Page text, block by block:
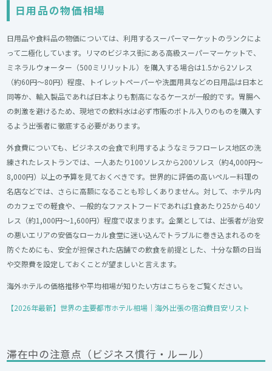
日用品の物価相場
日用品や食料品の物価については、利用するスーパーマーケットのランクによ
って二極化しています。リマのビジネス街にある高級スーパーマーケットで、
ミネラルウォーター（500ミリリットル）を購入する場合は1.5から2ソレス
（約60円〜80円）程度、トイレットペーパーや洗面用具などの日用品は日本と
同等か、輸入製品であれば日本よりも割高になるケースが一般的です。胃腸へ
の刺激を避けるため、現地での飲料水は必ず市販のボトル入りのものを購入す
るよう出張者に徹底する必要があります。
外食費についても、ビジネスの会食で利用するようなミラフローレス地区の洗
練されたレストランでは、一人あたり100ソレスから200ソレス（約4,000円〜
8,000円）以上の予算を見ておくべきです。世界的に評価の高いペルー料理の
名店などでは、さらに高額になることも珍しくありません。対して、ホテル内
のカフェでの軽食や、一般的なファストフードであれば1食あたり25から40ソ
レス（約1,000円〜1,600円）程度で収まります。企業としては、出張者が治安
の悪いエリアの安価なローカル食堂に迷い込んでトラブルに巻き込まれるのを
防ぐためにも、安全が担保された店舗での飲食を前提とした、十分な額の日当
や交際費を設定しておくことが望ましいと言えます。
海外ホテルの価格推移や平均相場が知りたい方はこちらをご覧ください。
【2026年最新】世界の主要都市ホテル相場｜海外出張の宿泊費目安リスト
滞在中の注意点（ビジネス慣行・ルール）